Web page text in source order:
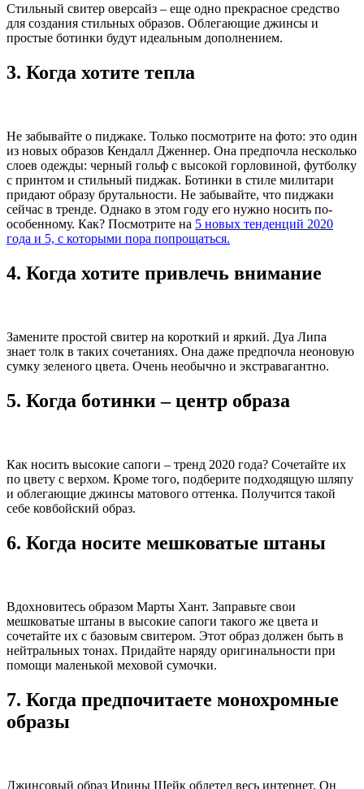
Стильный свитер оверсайз – еще одно прекрасное средство
для создания стильных образов. Облегающие джинсы и
простые ботинки будут идеальным дополнением.
3. Когда хотите тепла
Не забывайте о пиджаке. Только посмотрите на фото: это один
из новых образов Кендалл Дженнер. Она предпочла несколько
слоев одежды: черный гольф с высокой горловиной, футболку
с принтом и стильный пиджак. Ботинки в стиле милитари
придают образу брутальности. Не забывайте, что пиджаки
сейчас в тренде. Однако в этом году его нужно носить по-
особенному. Как? Посмотрите на 5 новых тенденций 2020
года и 5, с которыми пора попрощаться.
4. Когда хотите привлечь внимание
Замените простой свитер на короткий и яркий. Дуа Липа
знает толк в таких сочетаниях. Она даже предпочла неоновую
сумку зеленого цвета. Очень необычно и экстравагантно.
5. Когда ботинки – центр образа
Как носить высокие сапоги – тренд 2020 года? Сочетайте их
по цвету с верхом. Кроме того, подберите подходящую шляпу
и облегающие джинсы матового оттенка. Получится такой
себе ковбойский образ.
6. Когда носите мешковатые штаны
Вдохновитесь образом Марты Хант. Заправьте свои
мешковатые штаны в высокие сапоги такого же цвета и
сочетайте их с базовым свитером. Этот образ должен быть в
нейтральных тонах. Придайте наряду оригинальности при
помощи маленькой меховой сумочки.
7. Когда предпочитаете монохромные
образы
Джинсовый образ Ирины Шейк облетел весь интернет. Он